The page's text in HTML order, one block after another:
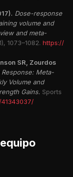
Dose-response
volume and
and meta-
1073–1082. https://
SR, Zourdos
Response: Meta-
Volume and
Gains. Sports